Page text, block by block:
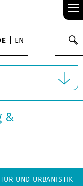
≡
EN
&
UND URBANISTIK